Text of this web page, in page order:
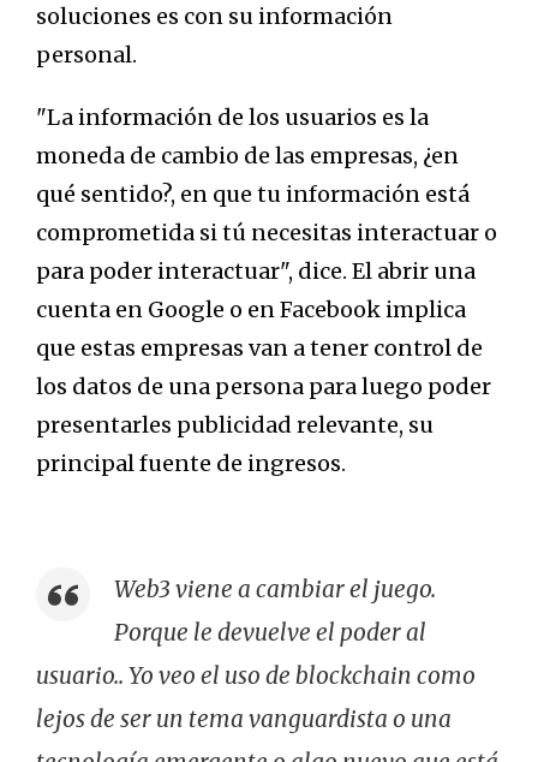
soluciones es con su información
personal.
"La información de los usuarios es la
moneda de cambio de las empresas, ¿en
qué sentido?, en que tu información está
comprometida si tú necesitas interactuar o
para poder interactuar", dice. El abrir una
cuenta en Google o en Facebook implica
que estas empresas van a tener control de
los datos de una persona para luego poder
presentarles publicidad relevante, su
principal fuente de ingresos.
Web3 viene a cambiar el juego.
Porque le devuelve el poder al
usuario.. Yo veo el uso de blockchain como
lejos de ser un tema vanguardista o una